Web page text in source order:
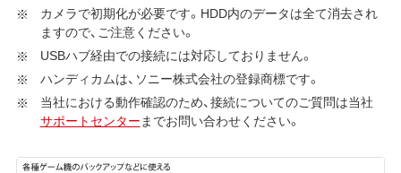
カメラで初期化が必要です。HDD内のデータは全て消去され
ますので、ご注意ください。
USBハブ経由での接続には対応しておりません。
ハンディカムは、ソニー株式会社の登録商標です。
当社における動作確認のため、接続についてのご質問は当社
サポートセンターまでお問い合わせください。